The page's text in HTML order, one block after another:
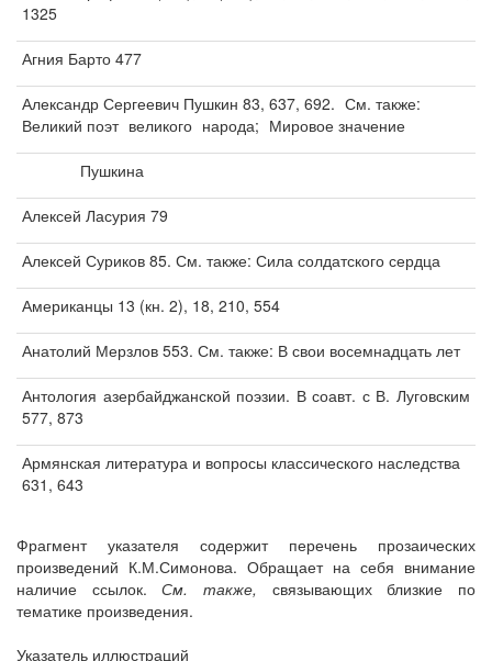
1325
Агния Барто 477
Александр Сергеевич Пушкин 83, 637, 692. См. также:
Великий поэт великого народа; Мировое значение
Пушкина
Алексей Ласурия 79
Алексей Суриков 85. См. также: Сила солдатского сердца
Американцы 13 (кн. 2), 18, 210, 554
Анатолий Мерзлов 553. См. также: В свои восемнадцать лет
Антология азербайджанской поэзии. В соавт. с В. Луговским
577, 873
Армянская литература и вопросы классического наследства
631, 643
Фрагмент указателя содержит перечень прозаических
произведений К.М.Симонова. Обращает на себя внимание
наличие ссылок.См. также,
связывающих близкие по
тематике произведения.
Указатель иллюстраций